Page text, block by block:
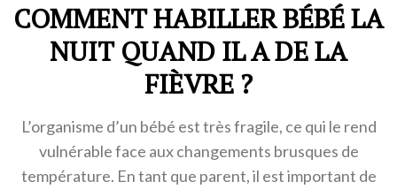
COMMENT HABILLER BÉBÉ LA
NUIT QUAND IL A DE LA
FIÈVRE ?
L’organisme d’un bébé est très fragile, ce qui le rend
vulnérable face aux changements brusques de
température. En tant que parent, il est important de